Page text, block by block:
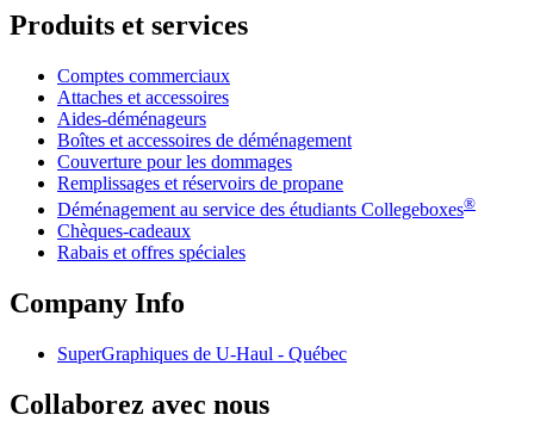
Produits et services
Comptes commerciaux
Attaches et accessoires
Aides-déménageurs
Boîtes et accessoires de déménagement
Couverture pour les dommages
Remplissages et réservoirs de propane
Déménagement au service des étudiants Collegeboxes®
Chèques-cadeaux
Rabais et offres spéciales
Company Info
SuperGraphiques de U-Haul - Québec
Collaborez avec nous